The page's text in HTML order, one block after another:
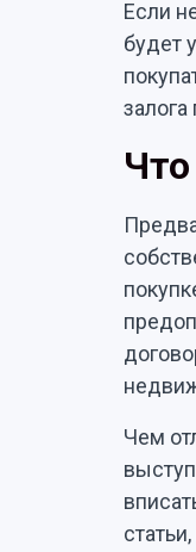
Если
будет
Чем